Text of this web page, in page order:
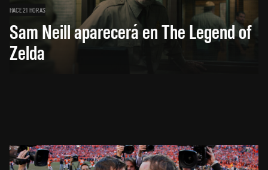
HACE 21 HORAS
Sam Neill aparecerá en The Legend of
Zelda